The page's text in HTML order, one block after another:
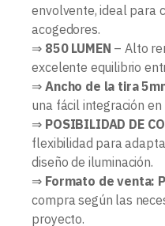
envolvente, ideal para
acogedores.
⇒ 850 LUMEN – Alto
excelente equilibrio
⇒ Ancho de la tira
una fácil integración
⇒ POSIBILIDAD DE
flexibilidad para
diseño de iluminación.
⇒ Formato de venta:
compra según las
proyecto.